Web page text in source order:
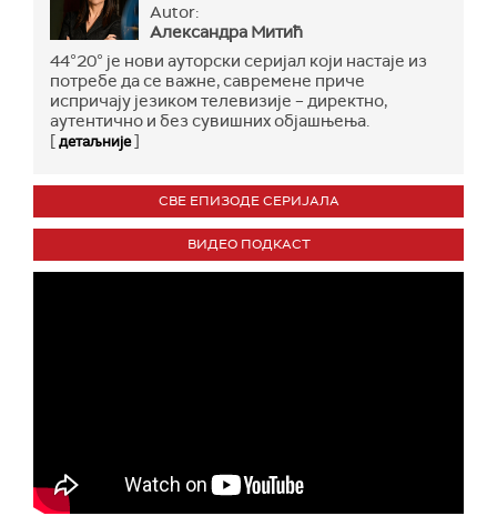
Autor:
Александра Митић
44°20° је нови ауторски серијал који настаје из
потребе да се важне, савремене приче
испричају језиком телевизије – директно,
аутентично и без сувишних објашњења.
[детаљније]
СВЕ ЕПИЗОДЕ СЕРИЈАЛА
ВИДЕО ПОДКАСТ